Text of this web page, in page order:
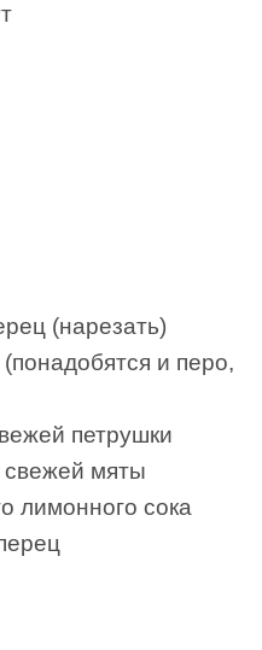
(нарезать)
и перо,
петрушки
свежей мяты
лимонного сока